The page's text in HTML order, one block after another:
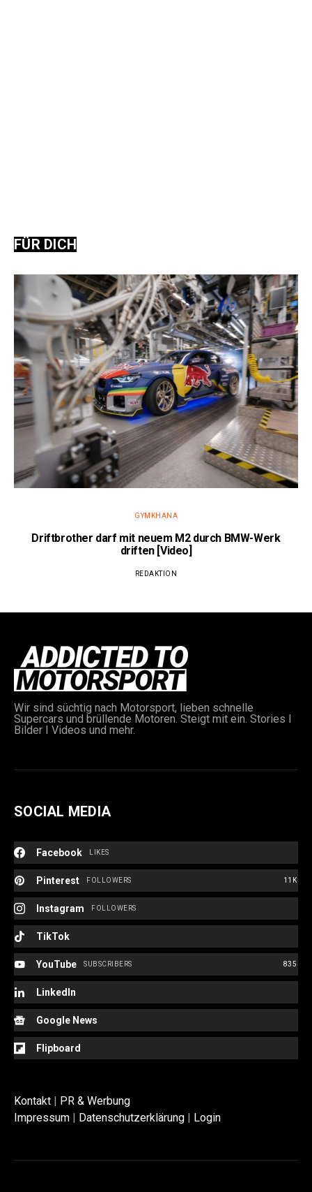
FÜR DICH
GYMKHANA
Driftbrother darf mit neuem M2 durch BMW-Werk
driften [Video]
REDAKTION
Wir sind süchtig nach Motorsport, lieben schnelle
Supercars und brüllende Motoren. Steigt mit ein. Stories I
Bilder I Videos und mehr.
SOCIAL MEDIA
Facebook LIKES
Pinterest 11K
FOLLOWERS
Instagram FOLLOWERS
TikTok
YouTube 835
SUBSCRIBERS
LinkedIn
Google News
Flipboard
Kontakt | PR & Werbung
Impressum | Datenschutzerklärung | Login